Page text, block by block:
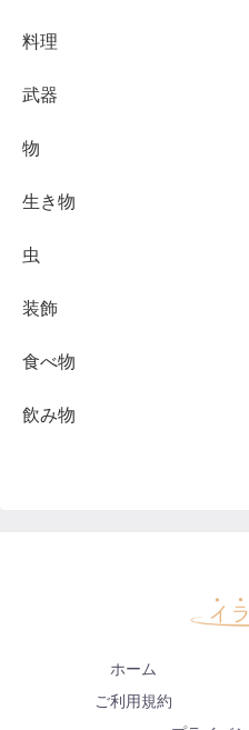
料理
武器
物
生き物
虫
装飾
食べ物
飲み物
ホーム
ご利用規約